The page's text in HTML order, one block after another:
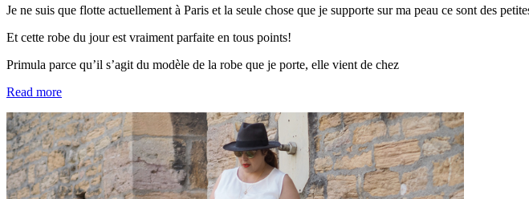
Je ne suis que flotte actuellement à Paris et la seule chose que je supporte sur ma peau ce sont des
Et cette robe du jour est vraiment parfaite en tous points!
Primula parce qu’il s’agit du modèle de la robe que je porte, elle vient de chez
Read more